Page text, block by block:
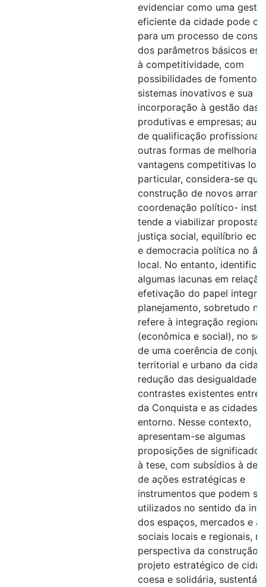
evidenciar como uma
eficiente da cidade pode
para um processo de
dos parâmetros básicos
à competitividade, com
possibilidades de fomento
sistemas inovativos e sua
incorporação à gestão das
produtivas e empresas;
de qualificação
outras formas de melhoria
vantagens competitivas
particular, considera-se que
construção de novos
coordenação político-
tende a viabilizar propostas
justiça social, equilíbrio
e democracia política no
local. No entanto,
algumas lacunas em
efetivação do papel
planejamento, sobretudo
refere à integração regional
(econômica e social), no
de uma coerência de
territorial e urbano da
redução das desigualdades
contrastes existentes entre
da Conquista e as cidades
entorno. Nesse contexto,
apresentam-se algumas
proposições de significado
à tese, com subsídios à
de ações estratégicas e
instrumentos que podem ser
utilizados no sentido da
dos espaços, mercados e
sociais locais e regionais, na
perspectiva da construção
projeto estratégico de
coesa e solidária,